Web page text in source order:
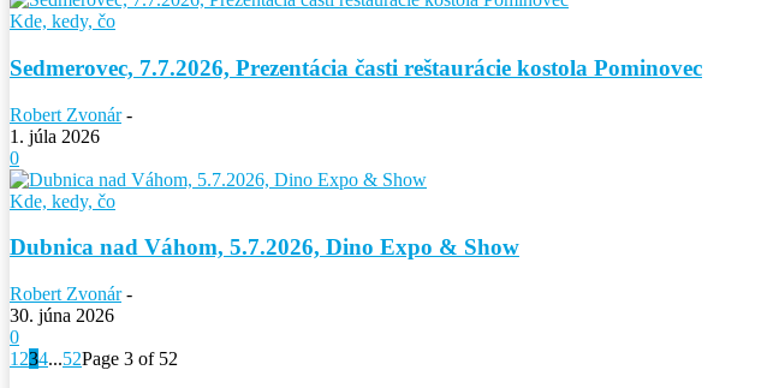
Kde, kedy, čo
Sedmerovec, 7.7.2026, Prezentácia časti reštaurácie kostola Pominovec
Robert Zvonár -
1. júla 2026
0
Kde, kedy, čo
Dubnica nad Váhom, 5.7.2026, Dino Expo & Show
Robert Zvonár -
30. júna 2026
0
1 234...52Page 3 of 52